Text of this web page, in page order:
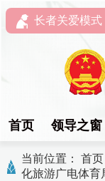
长者关爱模式
首页 领导之窗
当前位置： 首页
化旅游广电体育